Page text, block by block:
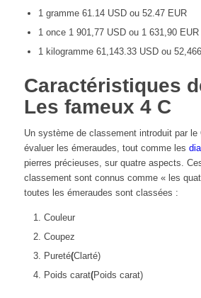
1 gramme 61.14 USD ou 52.47 EUR
1 once 1 901,77 USD ou 1 631,90 EUR
1 kilogramme 61,143.33 USD ou
Caractéristiques
Les fameux 4 C
Un système de classement introduit par le
évaluer les émeraudes, tout comme les
pierres précieuses, sur quatre aspects.
classement sont connus comme « les
toutes les émeraudes sont classées :
Couleur
Coupez
Pureté(Clarté)
Poids carat(Poids carat)